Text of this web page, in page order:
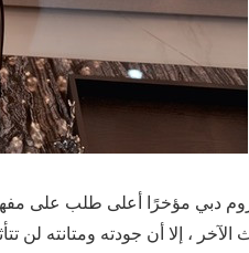
مؤخرًا أعلى طلب على مفهوم
الآخر ، إلا أن جودته ومتانته